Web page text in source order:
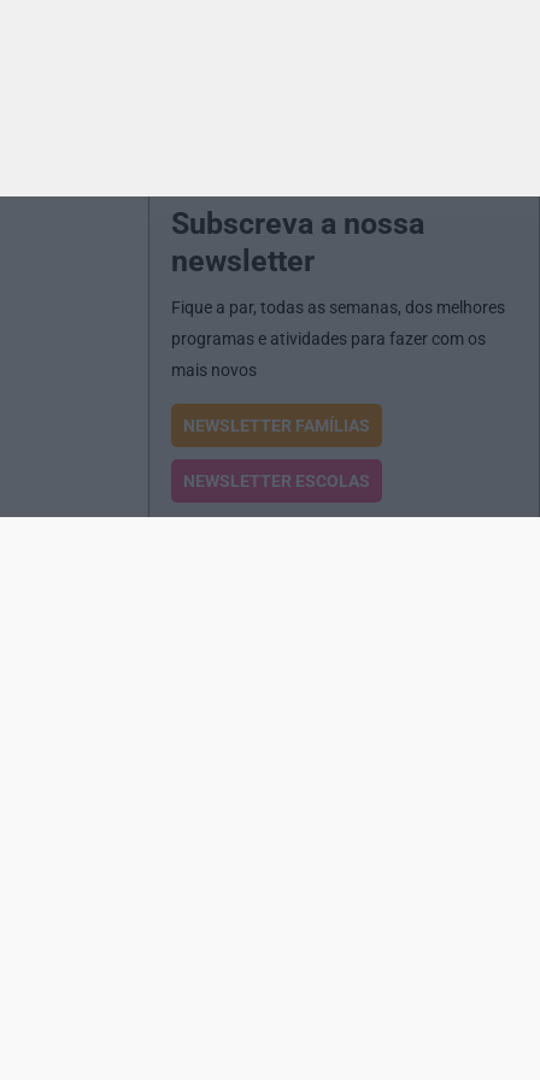
Subscreva a nossa
newsletter
Fique a par, todas as semanas, dos melhores
programas e atividades para fazer com os
mais novos
NEWSLETTER FAMÍLIAS
NEWSLETTER ESCOLAS